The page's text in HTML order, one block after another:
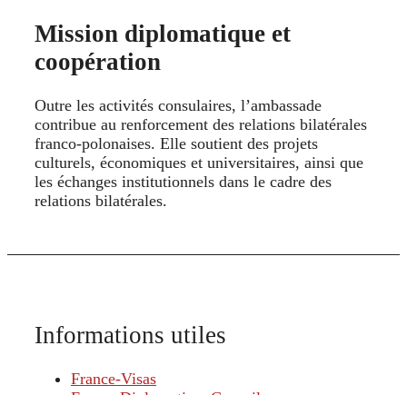
Mission diplomatique et
coopération
Outre les activités consulaires, l’ambassade
contribue au renforcement des relations bilatérales
franco-polonaises. Elle soutient des projets
culturels, économiques et universitaires, ainsi que
les échanges institutionnels dans le cadre des
relations bilatérales.
Informations utiles
France-Visas